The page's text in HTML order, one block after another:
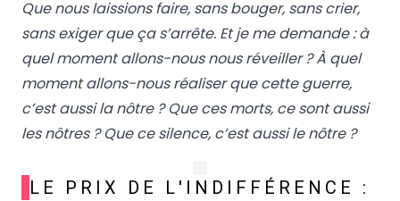
Que nous laissions faire, sans bouger, sans crier,
sans exiger que ça s’arrête. Et je me demande : à
quel moment allons-nous nous réveiller ? À quel
moment allons-nous réaliser que cette guerre,
c’est aussi la nôtre ? Que ces morts, ce sont aussi
les nôtres ? Que ce silence, c’est aussi le nôtre ?
LE PRIX DE L'INDIFFÉRENCE :